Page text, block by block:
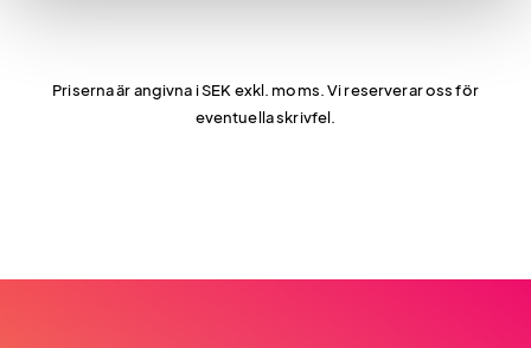
Priserna är angivna i SEK exkl. moms. Vi reserverar oss för
eventuella skrivfel.